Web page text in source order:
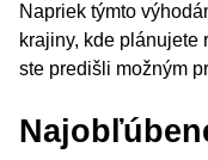
Napriek týmto
krajiny, kde plánujete
ste predišli možným